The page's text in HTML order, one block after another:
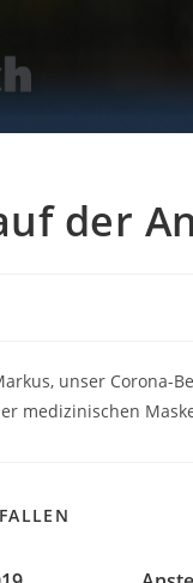
der
unser Corona-
medizinischen